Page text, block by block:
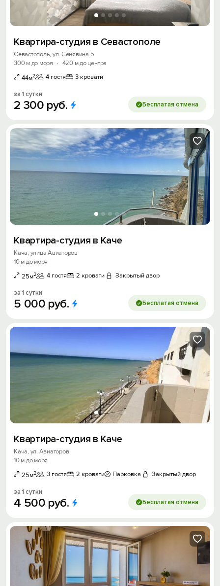
Квартира-студия в Севастополе
Севастополь, ул. Сенявина 5
300 м до моря
· 420 м до центра
44м2 4 гостя 3 кровати
за 1 сутки
2 300 руб. Бесплатая отмена
Квартира-студия в Каче
Кача, улица Авиаторов
10 м до моря
25м2 4 гостя 2 кровати Закрытый двор
за 1 сутки
5 000 руб. Бесплатая отмена
Квартира-студия в Каче
Кача, ул. Авиаторов
10 м до моря
25м2 3 гостя 2 кровати Парковка Закрытый двор
за 1 сутки
4 500 руб. Бесплатая отмена